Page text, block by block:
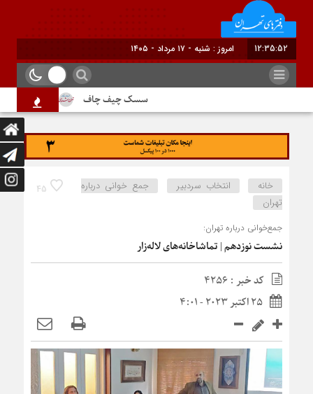
12:35:52 برابر
سسک چیف چاف دم جنبانک ابلق
45 خانه انتخاب سردبیر
جمع‌ خوانی درباره
تهران
جمع‌خوانی درباره تهران:
نشست نوزدهم | تماشاخانه‌های لاله‌زار
کد خبر : 4256
25 اکتبر 2023 - 4:01